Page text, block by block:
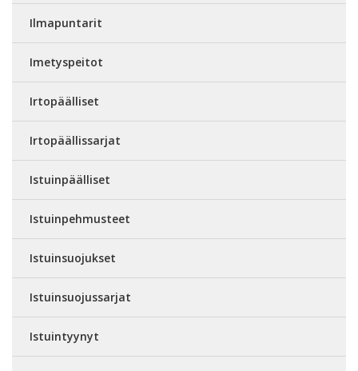
Ilmapuntarit
Imetyspeitot
Irtopäälliset
Irtopäällissarjat
Istuinpäälliset
Istuinpehmusteet
Istuinsuojukset
Istuinsuojussarjat
Istuintyynyt